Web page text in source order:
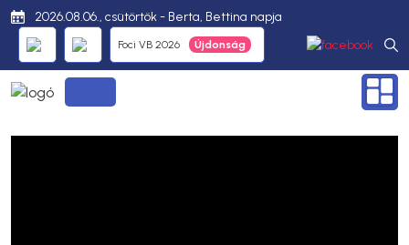
2026.08.06., csütörtök - Berta, Bettina napja
Foci VB 2026